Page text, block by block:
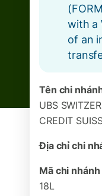
with a
of an
Tên chi
UBS
CREDIT
Địa chỉ chi
Mã chi nhánh
18L